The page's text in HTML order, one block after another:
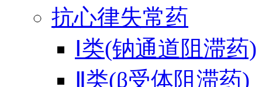
抗心律失常药
Ⅰ类(钠通道阻滞药)
Ⅱ类(β受体阻滞药)